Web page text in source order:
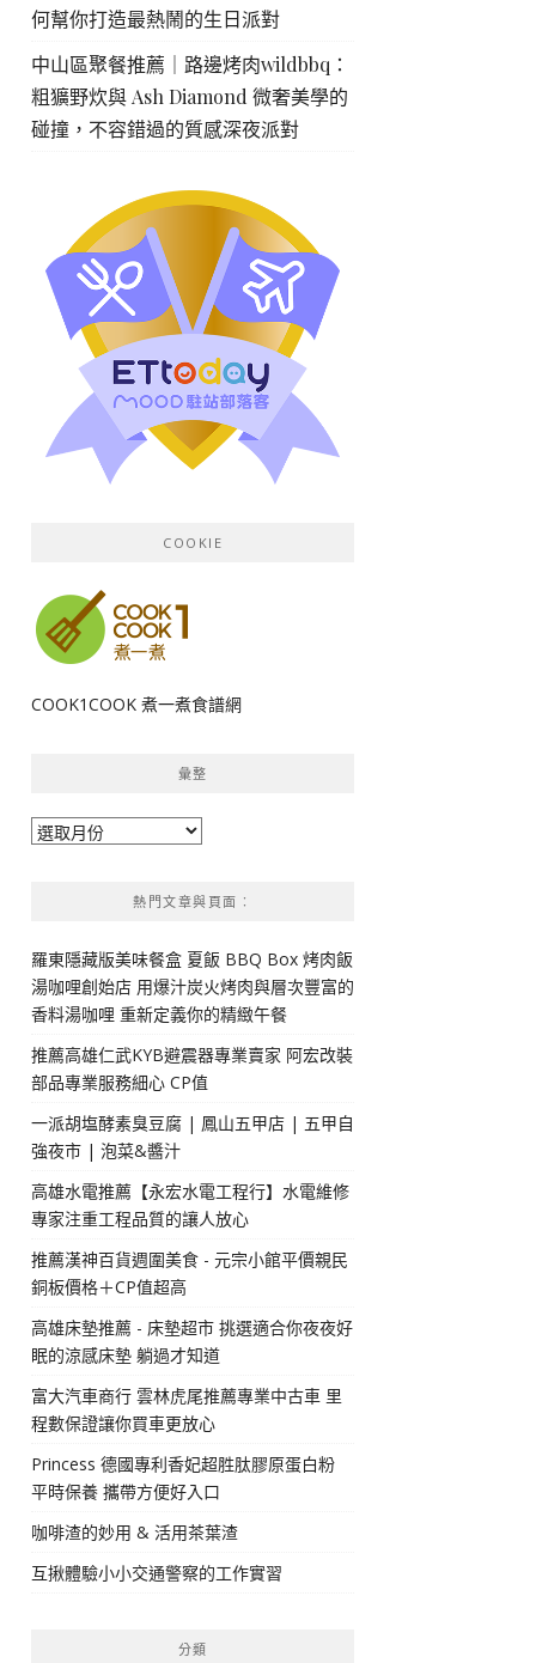
何幫你打造最熱鬧的生日派對
中山區聚餐推薦｜路邊烤肉wildbbq：
粗獷野炊與 Ash Diamond 微奢美學的
碰撞，不容錯過的質感深夜派對
COOKIE
COOK1COOK 煮一煮食譜網
彙整
彙
熱門文章與頁面︰
羅東隱藏版美味餐盒 夏飯 BBQ Box 烤肉飯
湯咖哩創始店 用爆汁炭火烤肉與層次豐富的
香料湯咖哩 重新定義你的精緻午餐
推薦高雄仁武KYB避震器專業賣家 阿宏改裝
部品專業服務細心 CP值
一派胡塩酵素臭豆腐 | 鳳山五甲店 | 五甲自
強夜市 | 泡菜&醬汁
高雄水電推薦【永宏水電工程行】水電維修
專家注重工程品質的讓人放心
推薦漢神百貨週圍美食 - 元宗小館平價親民
銅板價格＋CP值超高
高雄床墊推薦 - 床墊超市 挑選適合你夜夜好
眠的涼感床墊 躺過才知道
富大汽車商行 雲林虎尾推薦專業中古車 里
程數保證讓你買車更放心
Princess 德國專利香妃超胜肽膠原蛋白粉
平時保養 攜帶方便好入口
咖啡渣的妙用 & 活用茶葉渣
互揪體驗小小交通警察的工作實習
分類